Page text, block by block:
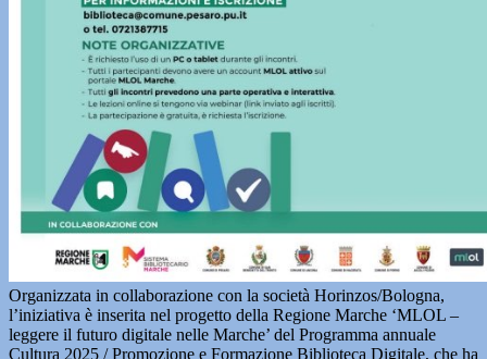
Organizzata in collaborazione con la società Horinzos/Bologna,
l’iniziativa è inserita nel progetto della Regione Marche ‘MLOL –
leggere il futuro digitale nelle Marche’ del Programma annuale
Cultura 2025 / Promozione e Formazione Biblioteca Digitale, che ha